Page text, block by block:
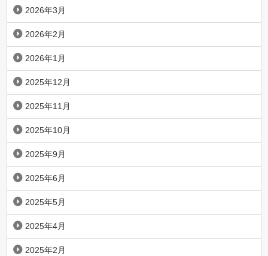
2026年3月
2026年2月
2026年1月
2025年12月
2025年11月
2025年10月
2025年9月
2025年6月
2025年5月
2025年4月
2025年2月